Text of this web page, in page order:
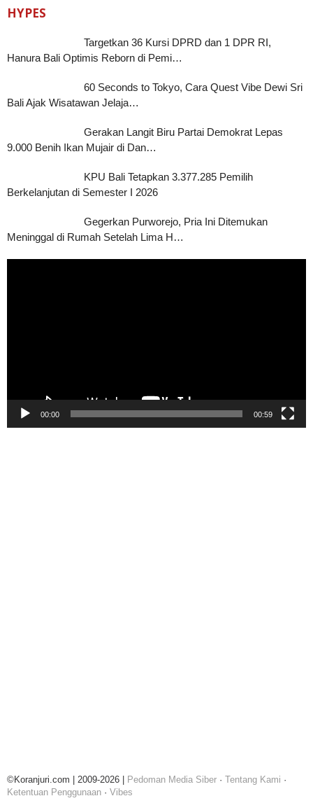
HYPES
Targetkan 36 Kursi DPRD dan 1 DPR RI,
Hanura Bali Optimis Reborn di Pemi…
60 Seconds to Tokyo, Cara Quest Vibe Dewi Sri
Bali Ajak Wisatawan Jelaja…
Gerakan Langit Biru Partai Demokrat Lepas
9.000 Benih Ikan Mujair di Dan…
KPU Bali Tetapkan 3.377.285 Pemilih
Berkelanjutan di Semester I 2026
Gegerkan Purworejo, Pria Ini Ditemukan
Meninggal di Rumah Setelah Lima H…
00:00 00:59
©Koranjuri.com | 2009-2026 | Pedoman Media Siber · Tentang Kami ·
Ketentuan Penggunaan · Vibes